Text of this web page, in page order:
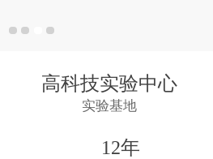
12年
高科技实验中心
实验基地